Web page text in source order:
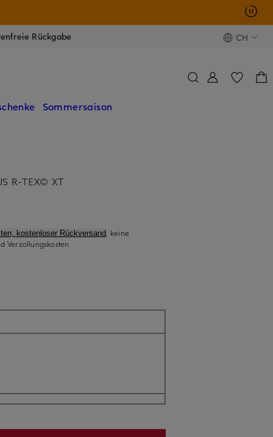
Rückgabe CH
Sommersaison
R-TEX© XT
kostenloser Rückversand, keine
Verzollungskosten